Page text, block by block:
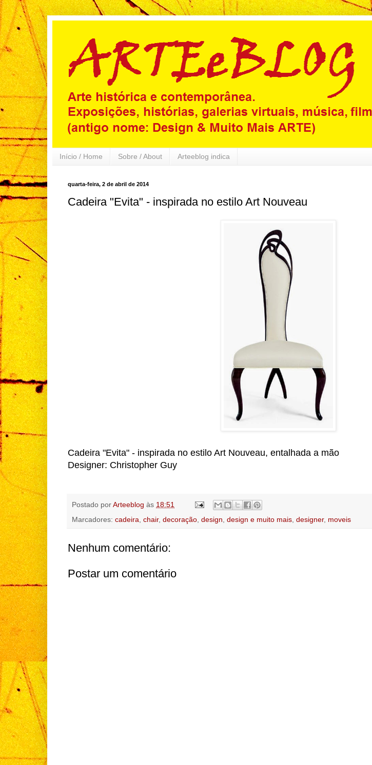
Início / Home Sobre / About Arteeblog indica
quarta-feira, 2 de abril de 2014
Cadeira "Evita" - inspirada no estilo Art Nouveau
Cadeira "Evita" - inspirada no estilo Art Nouveau, entalhada a mão
Designer: Christopher Guy
Postado porArteeblog às 18:51
Marcadores: cadeira chair, decoração design design e muito mais designer, moveis
Nenhum comentário:
Postar um comentário